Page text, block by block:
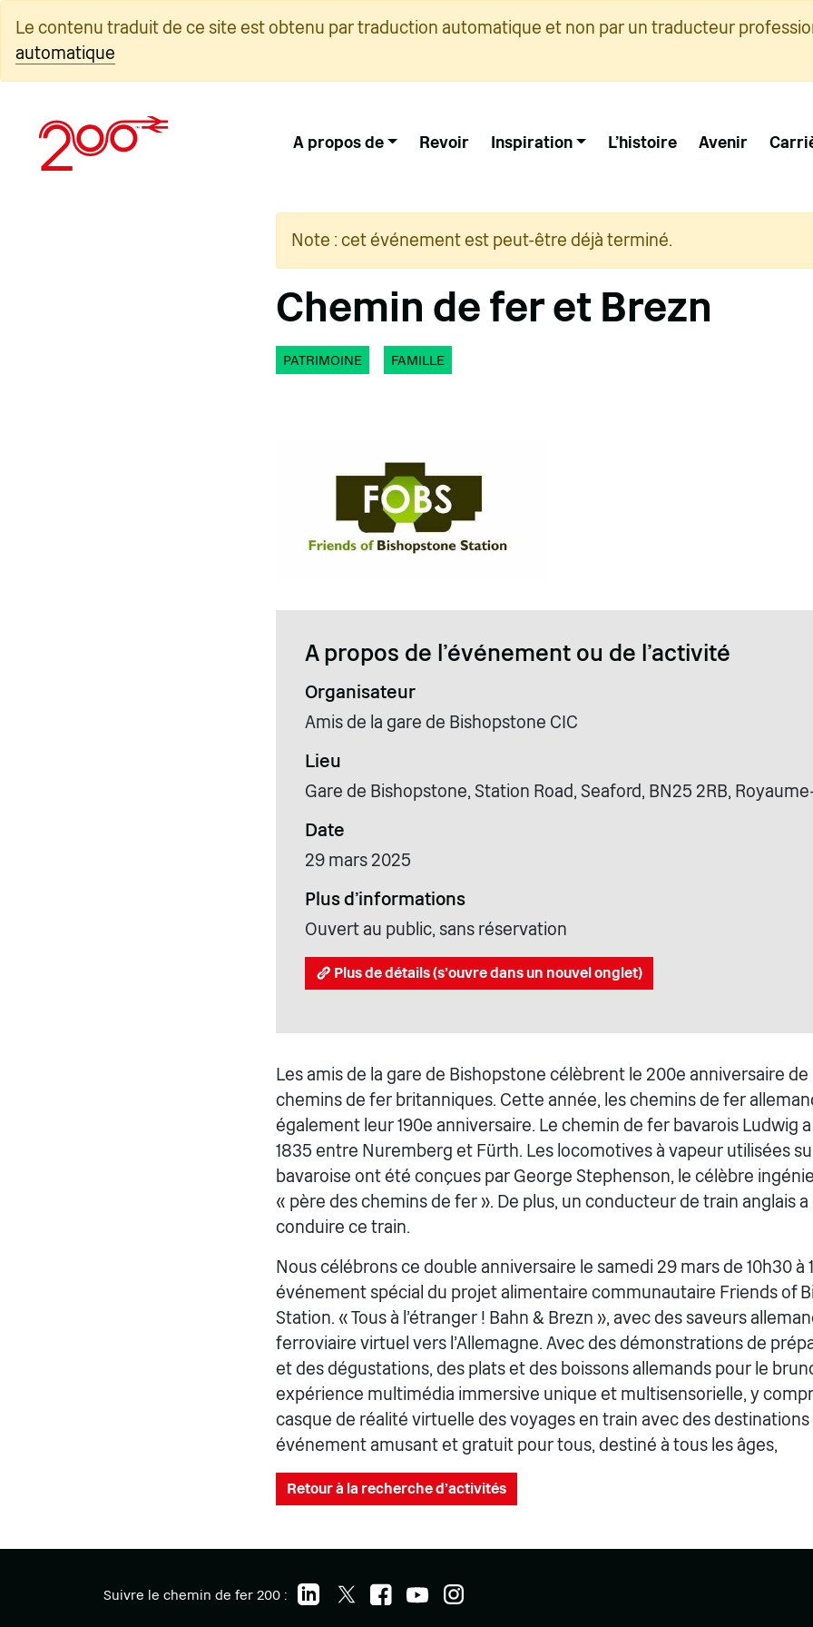
content
Le contenu traduit de ce site est obtenu par traduction automatique et non par un traducteur
automatique
A propos de Revoir Inspiration L'histoire Avenir
Note : cet événement est peut-être déjà terminé.
Chemin de fer et Brezn
PATRIMOINE FAMILLE
A propos de l'événement ou de l'activité
Organisateur
Amis de la gare de Bishopstone CIC
Lieu
Gare de Bishopstone, Station Road, Seaford, BN25 2RB,
Date
29 mars 2025
Plus d'informations
Ouvert au public, sans réservation
Plus de détails (s'ouvre dans un nouvel onglet)
Les amis de la gare de Bishopstone célèbrent le 200e anniversaire de
chemins de fer britanniques. Cette année, les chemins de fer
également leur 190e anniversaire. Le chemin de fer bavarois Ludwig
1835 entre Nuremberg et Fürth. Les locomotives à vapeur utilisées
bavaroise ont été conçues par George Stephenson, le célèbre
« père des chemins de fer ». De plus, un conducteur de train anglais
conduire ce train.
Nous célébrons ce double anniversaire le samedi 29 mars de 10h30 à
événement spécial du projet alimentaire communautaire Friends of
Station. « Tous à l'étranger ! Bahn & Brezn », avec des saveurs
ferroviaire virtuel vers l'Allemagne. Avec des démonstrations de
et des dégustations, des plats et des boissons allemands pour le
expérience multimédia immersive unique et multisensorielle, y
casque de réalité virtuelle des voyages en train avec des destinations
événement amusant et gratuit pour tous, destiné à tous les âges,
Retour à la recherche d'activités
Suivre le chemin de fer 200 :